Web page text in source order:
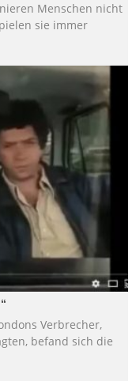
Menschen nicht
sie immer
Verbrecher,
befand sich die